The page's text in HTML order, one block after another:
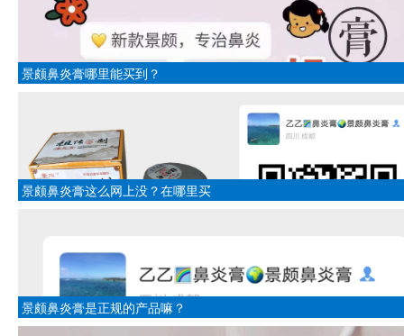
景颇鼻炎膏哪里能买到？
景颇鼻炎膏这么网上没？在哪里买
景颇鼻炎膏是正规的产品嘛？